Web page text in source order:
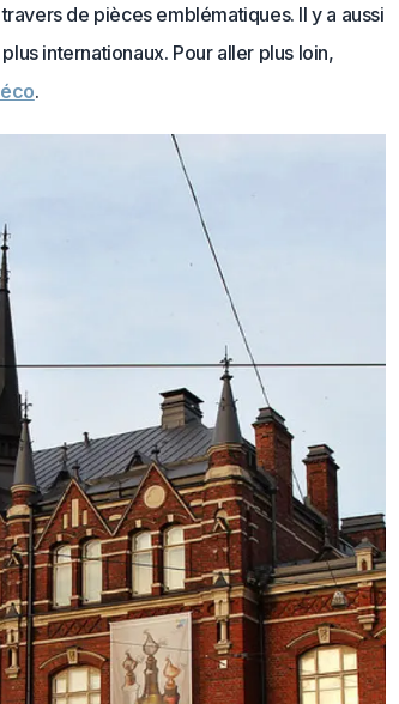
de pièces emblématiques. Il y a aussi
internationaux. Pour aller plus loin,
.